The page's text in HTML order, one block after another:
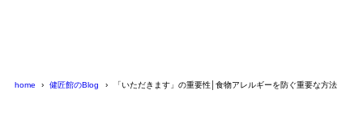
home 健匠館のBlog 「いただきます」の重要性│食物アレルギーを防ぐ重要な方法